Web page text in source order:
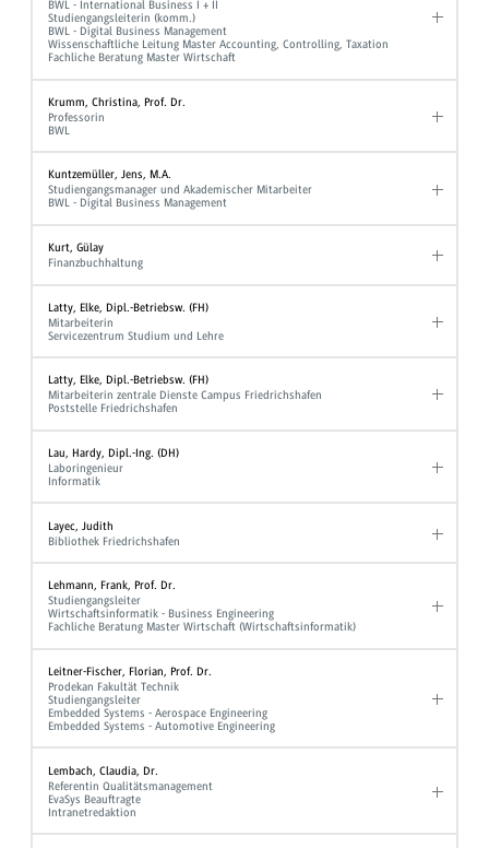
BWL - International Business I + II
Studiengangsleiterin (komm.)
BWL - Digital Business Management
Wissenschaftliche Leitung Master Accounting, Controlling, Taxation
Fachliche Beratung Master Wirtschaft
Krumm, Christina, Prof. Dr.
Professorin
BWL
Kuntzemüller, Jens, M.A.
Studiengangsmanager und Akademischer Mitarbeiter
BWL - Digital Business Management
Kurt, Gülay
Finanzbuchhaltung
Latty, Elke, Dipl.-Betriebsw. (FH)
Mitarbeiterin
Servicezentrum Studium und Lehre
Latty, Elke, Dipl.-Betriebsw. (FH)
Mitarbeiterin zentrale Dienste Campus Friedrichshafen
Poststelle Friedrichshafen
Lau, Hardy, Dipl.-Ing. (DH)
Laboringenieur
Informatik
Layec, Judith
Bibliothek Friedrichshafen
Lehmann, Frank, Prof. Dr.
Studiengangsleiter
Wirtschaftsinformatik - Business Engineering
Fachliche Beratung Master Wirtschaft (Wirtschaftsinformatik)
Leitner-Fischer, Florian, Prof. Dr.
Prodekan Fakultät Technik
Studiengangsleiter
Embedded Systems - Aerospace Engineering
Embedded Systems - Automotive Engineering
Lembach, Claudia, Dr.
Referentin Qualitätsmanagement
EvaSys Beauftragte
Intranetredaktion